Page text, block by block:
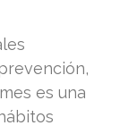
es una